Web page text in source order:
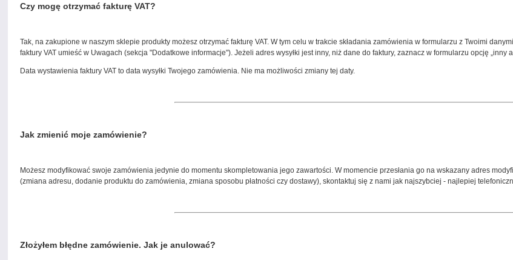
Czy mogę otrzymać fakturę VAT?
Tak, na zakupione w naszym sklepie produkty możesz otrzymać fakturę VAT. W tym celu w trakcie składania zamówienia w formularzu z Twoimi
faktury VAT umieść w Uwagach (sekcja "Dodatkowe informacje"). Jeżeli adres wysyłki jest inny, niż dane do faktury, zaznacz w formularzu opcję „inny
Data wystawienia faktury VAT to data wysyłki Twojego zamówienia. Nie ma możliwości zmiany tej daty.
Jak zmienić moje zamówienie?
Możesz modyfikować swoje zamówienia jedynie do momentu skompletowania jego zawartości. W momencie przesłania go na wskazany adres
(zmiana adresu, dodanie produktu do zamówienia, zmiana sposobu płatności czy dostawy), skontaktuj się z nami jak najszybciej - najlepiej
Złożyłem błędne zamówienie. Jak je anulować?